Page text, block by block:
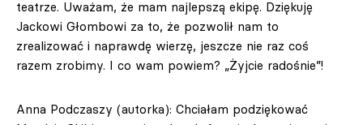
teatrze. Uważam, że mam najlepszą ekipę. Dziękuję
Jackowi Głombowi za to, że pozwolił nam to
zrealizować i naprawdę wierzę, jeszcze nie raz coś
razem zrobimy. I co wam powiem? „Żyjcie radośnie”!
Anna Podczaszy (autorka): Chciałam podziękować